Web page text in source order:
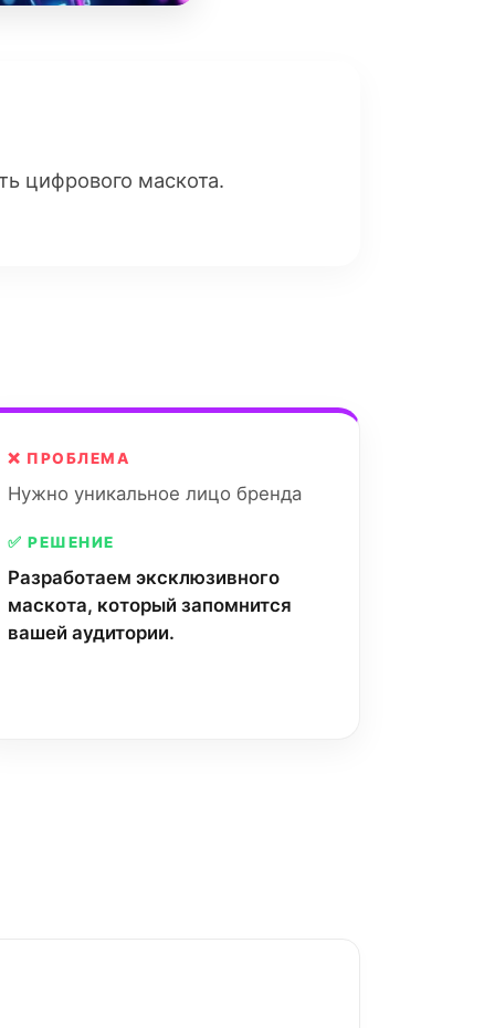
цифрового маскота.
❌ ПРОБЛЕМА
Нужно уникальное лицо бренда
✅ РЕШЕНИЕ
Разработаем эксклюзивного
маскота, который запомнится
вашей аудитории.